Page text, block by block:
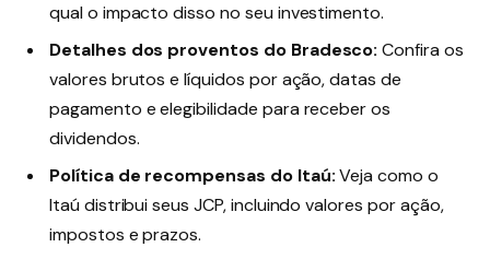
qual o impacto disso no seu investimento.
Detalhes dos proventos do Bradesco: Confira os
valores brutos e líquidos por ação, datas de
pagamento e elegibilidade para receber os
dividendos.
Política de recompensas do Itaú:Veja como o
Itaú distribui seus JCP, incluindo valores por ação,
impostos e prazos.